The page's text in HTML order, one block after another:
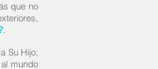
que no
.
Su Hijo;
mundo